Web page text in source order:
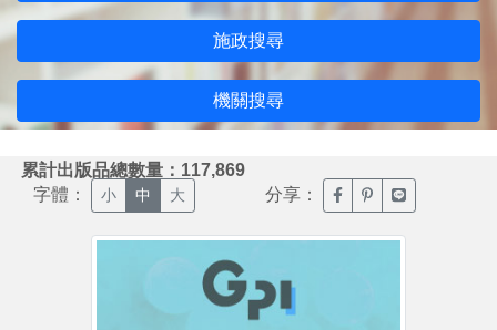
施政搜尋
機關搜尋
累計出版品總數量：117,869
字體： 小 中 大 分享： 臉書分享(另開新視窗)
噗浪分享(另開新
Line分享(另